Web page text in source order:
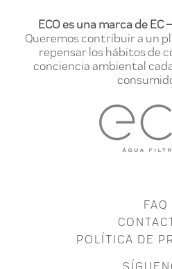
ECO es una marca de EC
Queremos contribuir a un
repensar los hábitos de
conciencia ambiental
FAQ
POLÍTICA DE